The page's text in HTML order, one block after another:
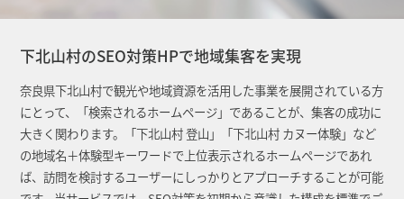
下北山村のSEO対策HPで地域集客を実現
奈良県下北山村で観光や地域資源を活用した事業を展開されている方
にとって、「検索されるホームページ」であることが、集客の成功に
大きく関わります。「下北山村 登山」「下北山村 カヌー体験」など
の地域名＋体験型キーワードで上位表示されるホームページであれ
ば、訪問を検討するユーザーにしっかりとアプローチすることが可能